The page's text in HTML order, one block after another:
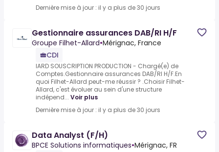
Dernière mise à jour : il y a plus de 30 jours
Gestionnaire assurances DAB/RI H/F
Groupe Filhet-Allard•Mérignac, France
CDI
IARD SOUSCRIPTION PRODUCTION - Chargé(e) de
Comptes.Gestionnaire assurances DAB/RI H/F.En
quoi Filhet-Allard peut-me réussir ? .Choisir Filhet-
Allard, c'est évoluer au sein d'une structure
indépend... Voir plus
Dernière mise à jour : il y a plus de 30 jours
Data Analyst (F/H)
BPCE Solutions informatiques•Mérignac, FR